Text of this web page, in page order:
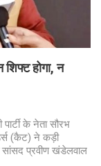
होगा, न
के नेता सौरभ
(कैट) ने कड़ी
सांसद प्रवीण खंडेलवाल